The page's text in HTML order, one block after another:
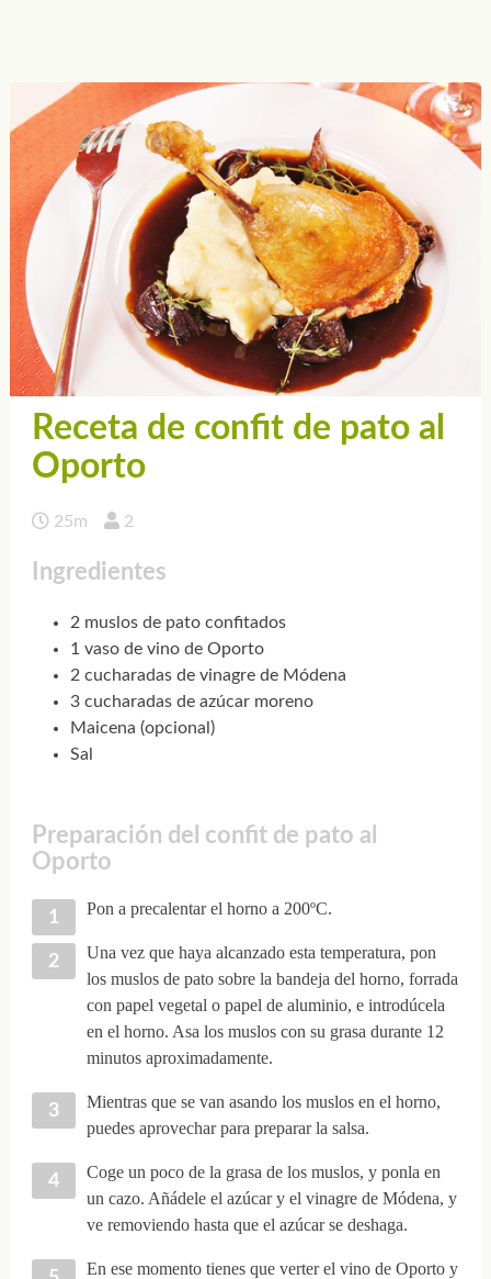
Receta de confit de pato al
Oporto
25m 2
Ingredientes
2 muslos de pato confitados
1 vaso de vino de Oporto
2 cucharadas de vinagre de Módena
3 cucharadas de azúcar moreno
Maicena (opcional)
Sal
Preparación del confit de pato al
Oporto
Pon a precalentar el horno a 200ºC.
Una vez que haya alcanzado esta temperatura, pon
los muslos de pato sobre la bandeja del horno, forrada
con papel vegetal o papel de aluminio, e introdúcela
en el horno. Asa los muslos con su grasa durante 12
minutos aproximadamente.
Mientras que se van asando los muslos en el horno,
puedes aprovechar para preparar la salsa.
Coge un poco de la grasa de los muslos, y ponla en
un cazo. Añádele el azúcar y el vinagre de Módena, y
ve removiendo hasta que el azúcar se deshaga.
En ese momento tienes que verter el vino de Oporto y